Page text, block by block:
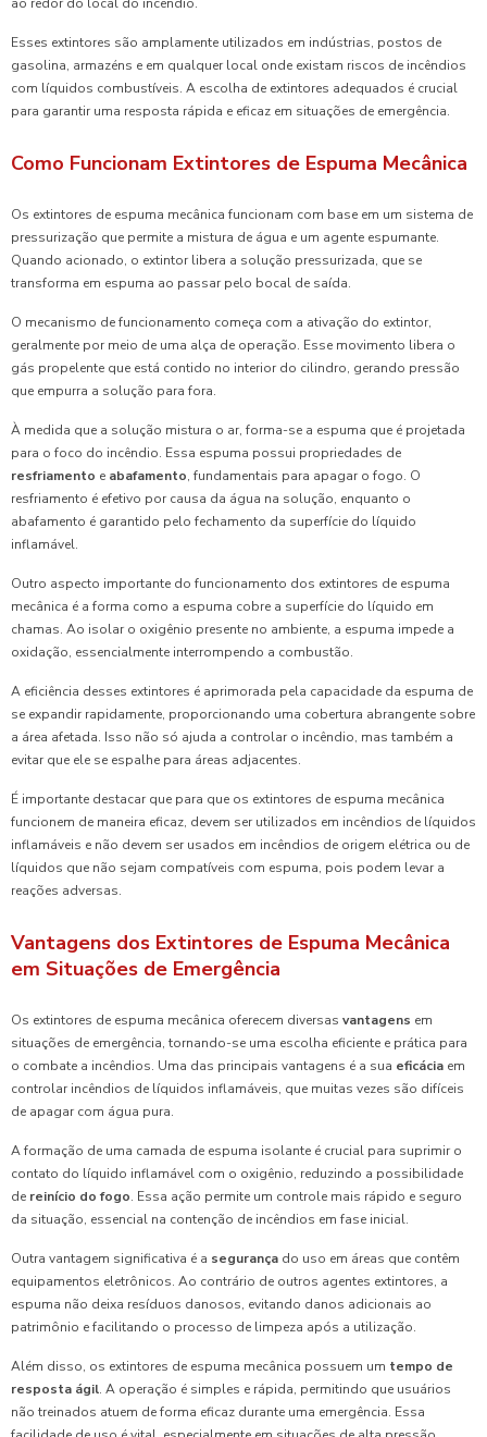
Esses extintores são amplamente utilizados em indústrias, postos de
gasolina, armazéns e em qualquer local onde existam riscos de incêndios
com líquidos combustíveis. A escolha de extintores adequados é crucial
para garantir uma resposta rápida e eficaz em situações de emergência.
Como Funcionam Extintores de Espuma Mecânica
Os extintores de espuma mecânica funcionam com base em um sistema de
pressurização que permite a mistura de água e um agente espumante.
Quando acionado, o extintor libera a solução pressurizada, que se
transforma em espuma ao passar pelo bocal de saída.
O mecanismo de funcionamento começa com a ativação do extintor,
geralmente por meio de uma alça de operação. Esse movimento libera o
gás propelente que está contido no interior do cilindro, gerando pressão
que empurra a solução para fora.
À medida que a solução mistura o ar, forma-se a espuma que é projetada
para o foco do incêndio. Essa espuma possui propriedades de
resfriamento e abafamento, fundamentais para apagar o fogo. O
resfriamento é efetivo por causa da água na solução, enquanto o
abafamento é garantido pelo fechamento da superfície do líquido
inflamável.
Outro aspecto importante do funcionamento dos extintores de espuma
mecânica é a forma como a espuma cobre a superfície do líquido em
chamas. Ao isolar o oxigênio presente no ambiente, a espuma impede a
oxidação, essencialmente interrompendo a combustão.
A eficiência desses extintores é aprimorada pela capacidade da espuma de
se expandir rapidamente, proporcionando uma cobertura abrangente sobre
a área afetada. Isso não só ajuda a controlar o incêndio, mas também a
evitar que ele se espalhe para áreas adjacentes.
É importante destacar que para que os extintores de espuma mecânica
funcionem de maneira eficaz, devem ser utilizados em incêndios de líquidos
inflamáveis e não devem ser usados em incêndios de origem elétrica ou de
líquidos que não sejam compatíveis com espuma, pois podem levar a
reações adversas.
Vantagens dos Extintores de Espuma Mecânica
em Situações de Emergência
Os extintores de espuma mecânica oferecem diversas vantagens em
situações de emergência, tornando-se uma escolha eficiente e prática para
o combate a incêndios. Uma das principais vantagens é a sua eficácia em
controlar incêndios de líquidos inflamáveis, que muitas vezes são difíceis
de apagar com água pura.
A formação de uma camada de espuma isolante é crucial para suprimir o
contato do líquido inflamável com o oxigênio, reduzindo a possibilidade
de reinício do fogo. Essa ação permite um controle mais rápido e seguro
da situação, essencial na contenção de incêndios em fase inicial.
Outra vantagem significativa é a segurança do uso em áreas que contêm
equipamentos eletrônicos. Ao contrário de outros agentes extintores, a
espuma não deixa resíduos danosos, evitando danos adicionais ao
patrimônio e facilitando o processo de limpeza após a utilização.
Além disso, os extintores de espuma mecânica possuem um tempo de
resposta ágil. A operação é simples e rápida, permitindo que usuários
não treinados atuem de forma eficaz durante uma emergência. Essa